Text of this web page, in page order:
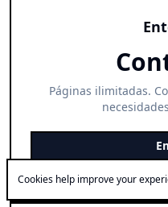
Páginas ilimitadas.
Soporte de
Cookies help improve your